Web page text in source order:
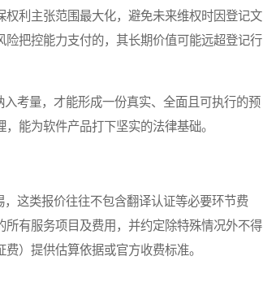
利主张范围最大化，避免未来维权时因登记文
把控能力支付的，其长期价值可能远超登记行
考量，才能形成一份真实、全面且可执行的预
能为软件产品打下坚实的法律基础。
这类报价往往不包含翻译认证等必要环节费
有服务项目及费用，并约定除特殊情况外不得
）提供估算依据或官方收费标准。